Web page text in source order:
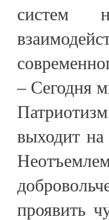
систем
– Сегодня
выходит
проявить